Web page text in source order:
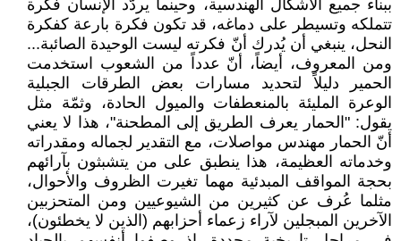
ببناء جميع الأشكال الهندسية، وحينما يردّد الإنسان فكرة
تتملكه وتسيطر على دماغه، قد تكون فكرة بارعة كفكرة
النحل، ينبغي أن يُدرك أنّ فكرته ليست الوحيدة الصائبة...
ومن المعروف، أيضاً، أنّ عدداً من الشعوب استخدمت
الحمير دليلاً لتحديد مسارات بعض الطرقات الجبلية
الوعرة المليئة بالمنعطفات والميول الحادة، وثمّة مثل
يقول: "الحمار يعرف الطريق إلى المطحنة"، هذا لا يعني
أنّ الحمار مهندس مواصلات، مع التقدير لجماله ومقدراته
وخدماته العظيمة، هذا ينطبق على من يتشبثون بآرائهم
بحجة المواقف المبدئية مهما تغيرت الظروف والأحوال،
مثلما عُرف عن كثيرين من الشيوعيين ومن المتحزبين
الآخرين المبجلين لآراء زعماء أحزابهم (الذين لا يخطئون)،